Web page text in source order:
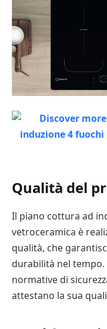
Qualità del
Il piano cottura ad
vetroceramica è
qualità, che
durabilità nel
normative di
attestano la sua